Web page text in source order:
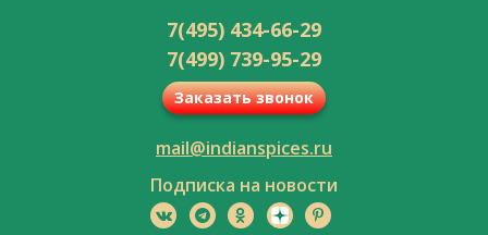
7(495) 434-66-29
7(499) 739-95-29
Заказать звонок
mail@indianspices.ru
Подписка на новости